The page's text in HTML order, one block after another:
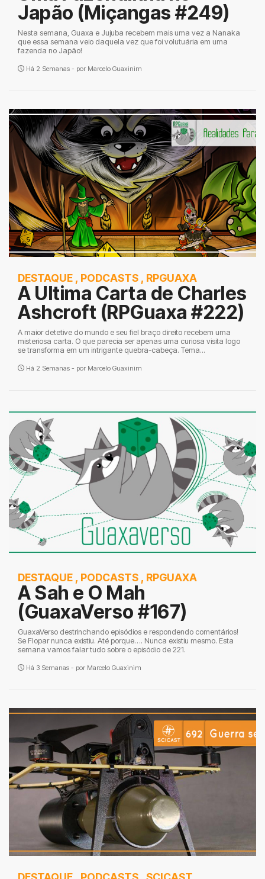
Japão (Miçangas #249)
Nesta semana, Guaxa e Jujuba recebem mais uma vez a Nanaka
que essa semana veio daquela vez que foi volutuária em uma
fazenda no Japão!
Há 2 Semanas - por Marcelo Guaxinim
DESTAQUE , PODCASTS , RPGUAXA
A Ultima Carta de Charles
Ashcroft (RPGuaxa #222)
A maior detetive do mundo e seu fiel braço direito recebem uma
misteriosa carta. O que parecia ser apenas uma curiosa visita logo
se transforma em um intrigante quebra-cabeça. Tema...
Há 2 Semanas - por Marcelo Guaxinim
DESTAQUE , PODCASTS , RPGUAXA
A Sah e O Mah
(GuaxaVerso #167)
GuaxaVerso destrinchando episódios e respondendo comentários!
Se Flopar nunca existiu. Até porque…. Nunca existiu mesmo. Esta
semana vamos falar tudo sobre o episódio de 221.
Há 3 Semanas - por Marcelo Guaxinim